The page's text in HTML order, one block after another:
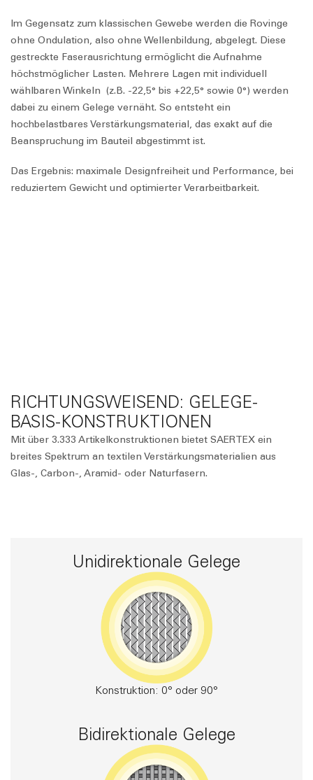
Im Gegensatz zum klassischen Gewebe werden die Rovinge
ohne Ondulation, also ohne Wellenbildung, abgelegt. Diese
gestreckte Faserausrichtung ermöglicht die Aufnahme
höchstmöglicher Lasten. Mehrere Lagen mit individuell
wählbaren Winkeln (z.B. -22,5° bis +22,5° sowie 0°) werden
dabei zu einem Gelege vernäht. So entsteht ein
hochbelastbares Verstärkungsmaterial, das exakt auf die
Beanspruchung im Bauteil abgestimmt ist.
Das Ergebnis: maximale Designfreiheit und Performance, bei
reduziertem Gewicht und optimierter Verarbeitbarkeit.
RICHTUNGSWEISEND: GELEGE-
BASIS-KONSTRUKTIONEN
Mit über 3.333 Artikelkonstruktionen bietet SAERTEX ein
breites Spektrum an textilen Verstärkungsmaterialien aus
Glas-, Carbon-, Aramid- oder Naturfasern.
Unidirektionale Gelege
Konstruktion: 0° oder 90°
Bidirektionale Gelege